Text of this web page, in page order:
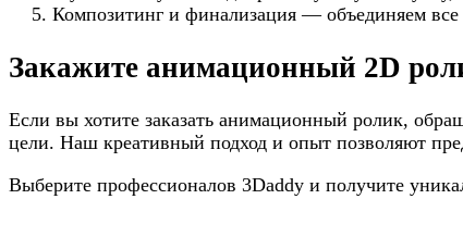
Композитинг и финализация — объединяем
Закажите анимационный 2D
Если вы хотите заказать анимационный ролик,
цели. Наш креативный подход и опыт позволяют
Выберите профессионалов 3Daddy и получите